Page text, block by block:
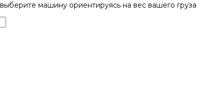
машину ориентируясь на вес вашего груза